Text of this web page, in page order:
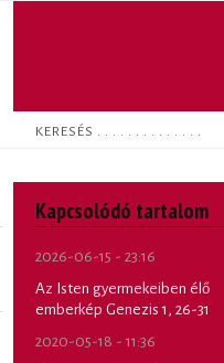
Keresés
Kapcsolódó tartalom
2026-06-15 - 23:16
Az Isten gyermekeiben élő
emberkép Genezis 1, 26-31
2020-05-18 - 11:36